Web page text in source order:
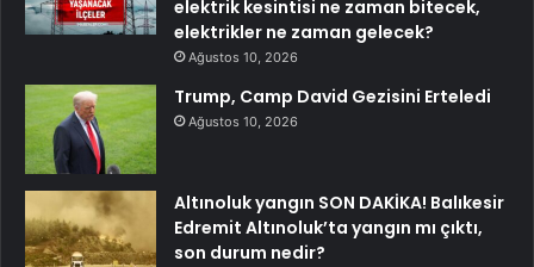
elektrik kesintisi ne zaman bitecek,
elektrikler ne zaman gelecek?
Ağustos 10, 2026
Trump, Camp David Gezisini Erteledi
Ağustos 10, 2026
Altınoluk yangın SON DAKİKA! Balıkesir
Edremit Altınoluk’ta yangın mı çıktı,
son durum nedir?